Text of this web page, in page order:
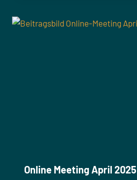
Online Meeting April 2025